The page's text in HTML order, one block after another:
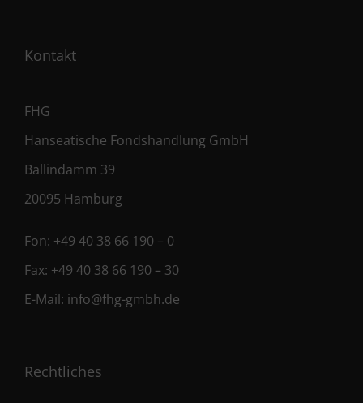
Kontakt
FHG
Hanseatische Fondshandlung GmbH
Ballindamm 39
20095 Hamburg
Fon: +49 40 38 66 190 – 0
Fax: +49 40 38 66 190 – 30
E-Mail: info@fhg-gmbh.de
Rechtliches